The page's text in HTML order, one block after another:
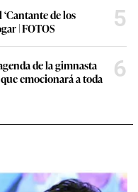
de los
| FOTOS
5
de la gimnasta
emocionará a toda
6